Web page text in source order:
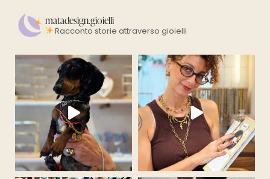
matadesign.gioielli
Racconto storie attraverso gioielli